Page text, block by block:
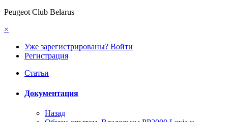
Peugeot Club Belarus
×
Уже зарегистрированы? Войти
Регистрация
Статьи
Документация
Назад